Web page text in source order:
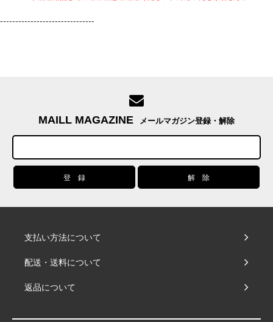
-------------------------------
MAILL MAGAZINE メールマガジン登録・解除
支払い方法について
配送・送料について
返品について